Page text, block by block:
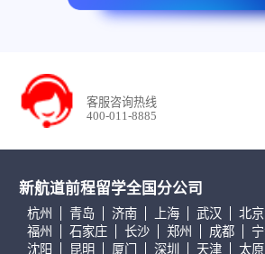
客服咨询热线
400-011-8885
新航道前程留学全国分公司
杭州 青岛 济南 上海 武汉 北京
福州
石家庄 长沙 郑州 成都
沈阳
昆明 厦门 深圳 天津 太原